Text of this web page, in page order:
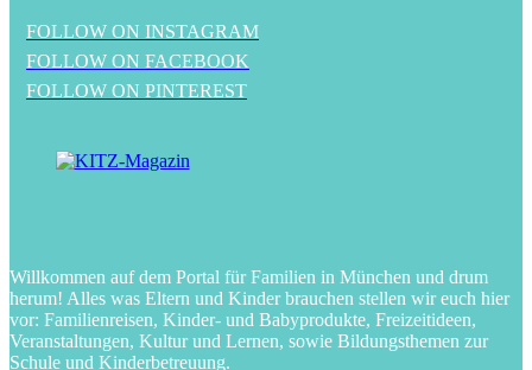
FOLLOW ON INSTAGRAM
FOLLOW ON FACEBOOK
FOLLOW ON PINTEREST
Willkommen auf dem Portal für Familien in München und drum
herum! Alles was Eltern und Kinder brauchen stellen wir euch hier
vor: Familienreisen, Kinder- und Babyprodukte, Freizeitideen,
Veranstaltungen, Kultur und Lernen, sowie Bildungsthemen zur
Schule und Kinderbetreuung.